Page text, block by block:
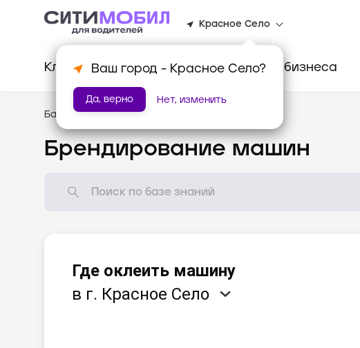
Красное Село
Ваш город - Красное Село?
Да, верно Нет, изменить
Клиентам Водителям Для бизнеса
База знаний /Мотивация
Брендирование машин
Где оклеить машину
в г. Красное Село